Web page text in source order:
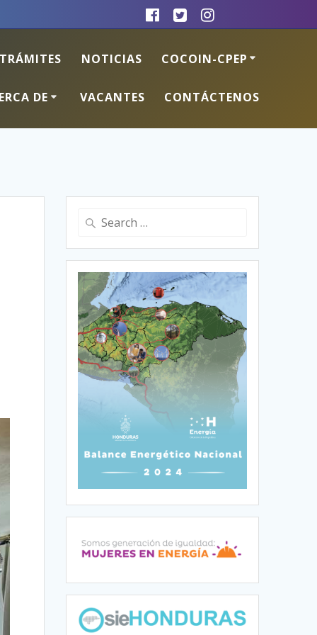
TRÁMITES NOTICIAS COCOIN-CPEP
DE VACANTES CONTÁCTENOS
Search